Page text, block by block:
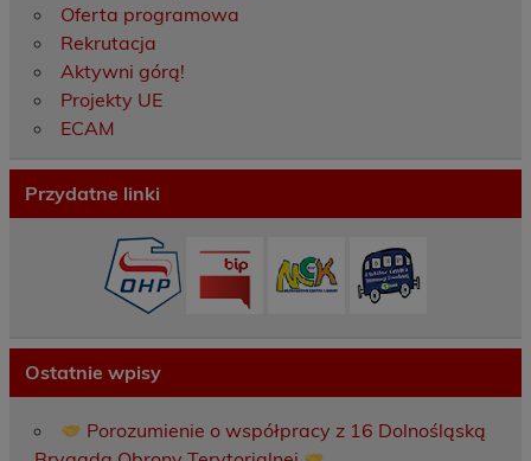
Oferta programowa
Rekrutacja
Aktywni górą!
Projekty UE
ECAM
Przydatne linki
Ostatnie wpisy
Porozumienie o współpracy z 16 Dolnośląską